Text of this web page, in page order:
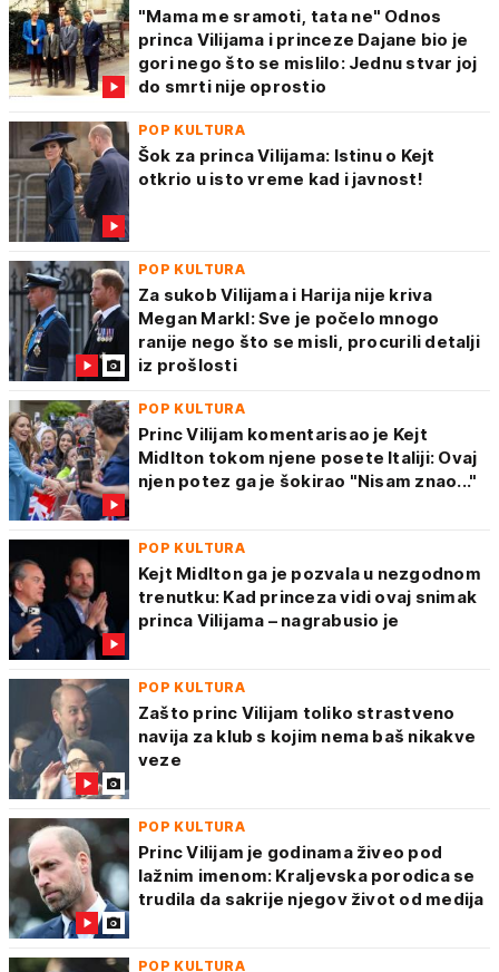
"Mama me sramoti, tata ne" Odnos
princa Vilijama i princeze Dajane bio je
gori nego što se mislilo: Jednu stvar joj
do smrti nije oprostio
POP KULTURA
Šok za princa Vilijama: Istinu o Kejt
otkrio u isto vreme kad i javnost!
POP KULTURA
Za sukob Vilijama i Harija nije kriva
Megan Markl: Sve je počelo mnogo
ranije nego što se misli, procurili detalji
iz prošlosti
POP KULTURA
Princ Vilijam komentarisao je Kejt
Midlton tokom njene posete Italiji: Ovaj
njen potez ga je šokirao "Nisam znao..."
POP KULTURA
Kejt Midlton ga je pozvala u nezgodnom
trenutku: Kad princeza vidi ovaj snimak
princa Vilijama – nagrabusio je
POP KULTURA
Zašto princ Vilijam toliko strastveno
navija za klub s kojim nema baš nikakve
veze
POP KULTURA
Princ Vilijam je godinama živeo pod
lažnim imenom: Kraljevska porodica se
trudila da sakrije njegov život od medija
POP KULTURA